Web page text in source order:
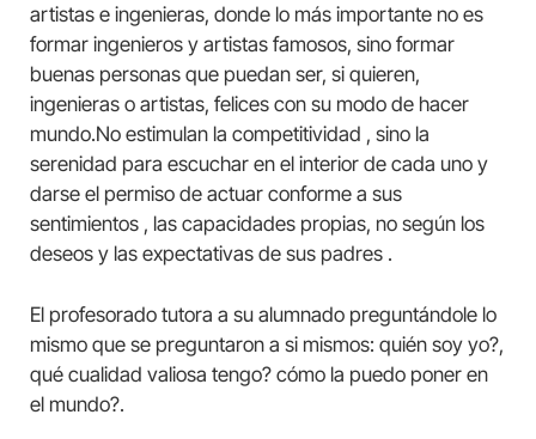
artistas e ingenieras, donde lo más importante no es
formar ingenieros y artistas famosos, sino formar
buenas personas que puedan ser, si quieren,
ingenieras o artistas, felices con su modo de hacer
mundo.No estimulan la competitividad , sino la
serenidad para escuchar en el interior de cada uno y
darse el permiso de actuar conforme a sus
sentimientos , las capacidades propias, no según los
deseos y las expectativas de sus padres .
El profesorado tutora a su alumnado preguntándole lo
mismo que se preguntaron a si mismos: quién soy yo?,
qué cualidad valiosa tengo? cómo la puedo poner en
el mundo?.